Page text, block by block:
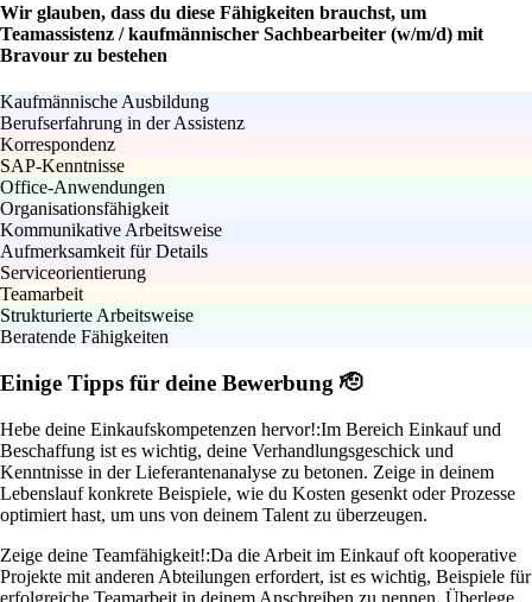
Wir glauben, dass du diese Fähigkeiten brauchst, um
Teamassistenz / kaufmännischer Sachbearbeiter (w/m/d) mit
Bravour zu bestehen
Kaufmännische Ausbildung
Berufserfahrung in der Assistenz
Korrespondenz
SAP-Kenntnisse
Office-Anwendungen
Organisationsfähigkeit
Kommunikative Arbeitsweise
Aufmerksamkeit für Details
Serviceorientierung
Teamarbeit
Strukturierte Arbeitsweise
Beratende Fähigkeiten
Einige Tipps für deine Bewerbung 🫡
Hebe deine Einkaufskompetenzen hervor!:Im Bereich Einkauf und
Beschaffung ist es wichtig, deine Verhandlungsgeschick und
Kenntnisse in der Lieferantenanalyse zu betonen. Zeige in deinem
Lebenslauf konkrete Beispiele, wie du Kosten gesenkt oder Prozesse
optimiert hast, um uns von deinem Talent zu überzeugen.
Zeige deine Teamfähigkeit!:Da die Arbeit im Einkauf oft kooperative
Projekte mit anderen Abteilungen erfordert, ist es wichtig, Beispiele für
erfolgreiche Teamarbeit in deinem Anschreiben zu nennen. Überlege